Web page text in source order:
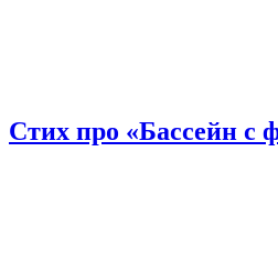
Стих про «Бассейн с